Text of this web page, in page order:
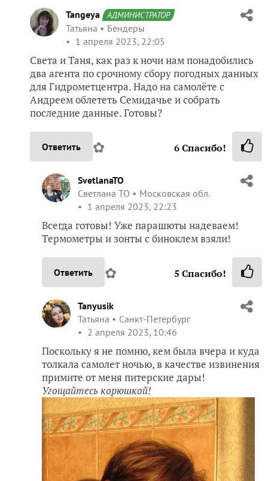
Tangeya АДМИНИСТРАТОР
Татьяна
Бендеры
1 апреля 2023, 22:05
Света и Таня, как раз к ночи нам понадобились
два агента по срочному сбору погодных данных
для Гидрометцентра. Надо на самолёте с
Андреем облететь Семидачье и собрать
последние данные. Готовы?
Ответить ✿ 6Спасибо!
SvetlanaTO
Светлана ТО
Московская обл.
1 апреля 2023, 22:23
Всегда готовы! Уже парашюты надеваем!
Термометры и зонты с биноклем взяли!
Ответить ✿ 5 Спасибо!
Tanyusik
Татьяна
Санкт-Петербург
2 апреля 2023, 10:46
Поскольку я не помню, кем была вчера и куда
толкала самолет ночью, в качестве извинения
примите от меня питерские дары!
Угощайтесь корюшкой!